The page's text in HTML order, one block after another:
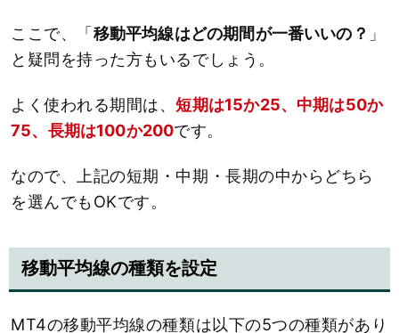
ここで、「移動平均線はどの期間が一番いいの？ 」
と疑問を持った方もいるでしょう。
よく使われる期間は、短期は15か25、中期は50か
75、長期は100か200です。
なので、上記の短期・中期・長期の中からどちら
を選んでもOKです。
移動平均線の種類を設定
MT4の移動平均線の種類は以下の5つの種類があり